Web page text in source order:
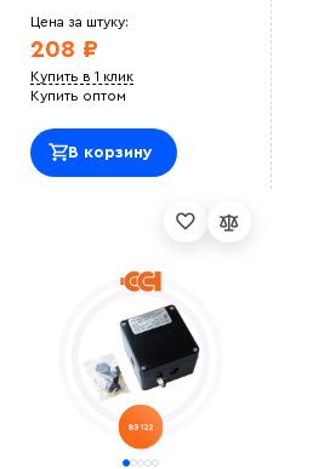
Цена за штуку:
208 ₽
Купить в 1 клик
Купить оптом
В корзину